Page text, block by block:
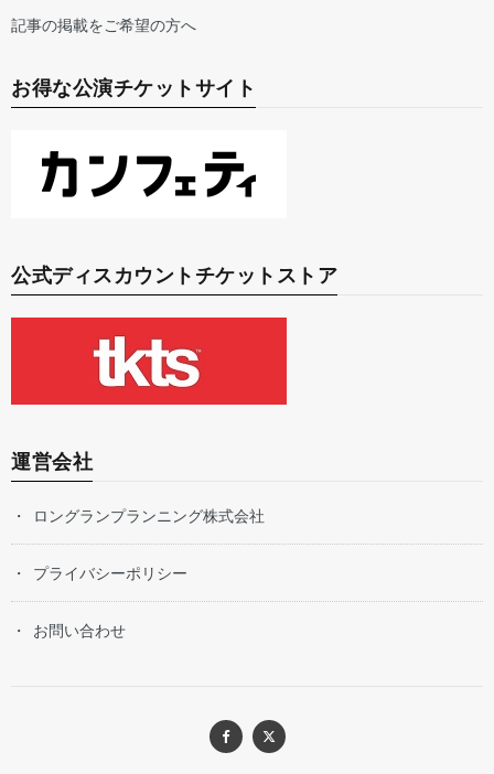
記事の掲載をご希望の方へ
お得な公演チケットサイト
公式ディスカウントチケットストア
運営会社
ロングランプランニング株式会社
プライバシーポリシー
お問い合わせ